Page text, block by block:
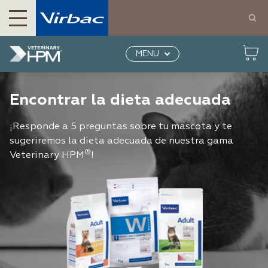
Productos para perros y gatos | Virbac México Veterinary HPM Elegir su dieta
MENU
Encontrar la dieta adecuada
¡Responde a 5 preguntas sobre tu mascota y te
sugeriremos la dieta adecuada de nuestra gama
Veterinary HPM ®!